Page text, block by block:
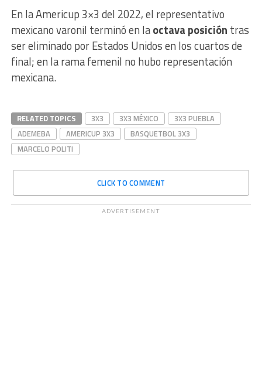
En la Americup 3×3 del 2022, el representativo
mexicano varonil terminó en laoctava posición tras
ser eliminado por Estados Unidos en los cuartos de
final; en la rama femenil no hubo representación
mexicana.
RELATED TOPICS 3X3 3X3 MÉXICO
3X3 PUEBLA
ADEMEBA
AMERICUP 3X3
BASQUETBOL 3X3
MARCELO POLITI
CLICK TO COMMENT
ADVERTISEMENT